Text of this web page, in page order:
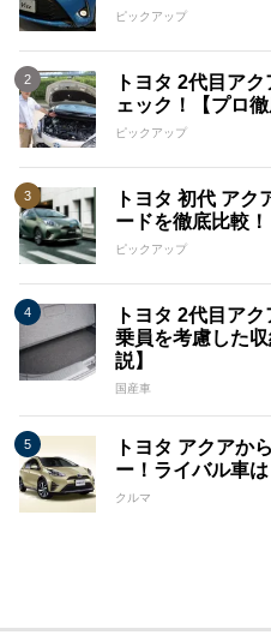
ピックアップ
トヨタ 2代目ア
ェック！【プロ徹
ピックアップ
トヨタ 初代 ア
ードを徹底比較！
ピックアップ
トヨタ 2代目ア
乗員を考慮した
説】
国産車
トヨタ アクアか
ー！ライバル車は
クルマ